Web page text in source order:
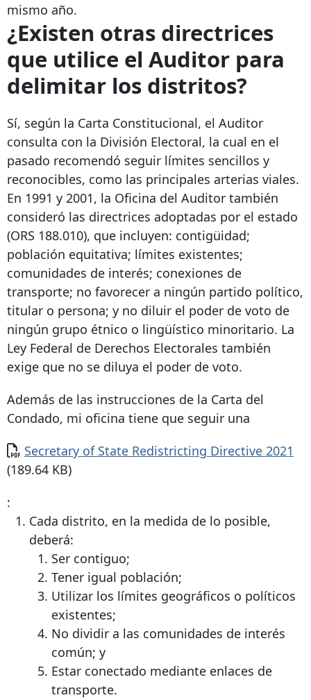
mismo año.
¿Existen otras directrices
que utilice el Auditor para
delimitar los distritos?
Sí, según la Carta Constitucional, el Auditor
consulta con la División Electoral, la cual en el
pasado recomendó seguir límites sencillos y
reconocibles, como las principales arterias viales.
En 1991 y 2001, la Oficina del Auditor también
consideró las directrices adoptadas por el estado
(ORS 188.010), que incluyen: contigüidad;
población equitativa; límites existentes;
comunidades de interés; conexiones de
transporte; no favorecer a ningún partido político,
titular o persona; y no diluir el poder de voto de
ningún grupo étnico o lingüístico minoritario. La
Ley Federal de Derechos Electorales también
exige que no se diluya el poder de voto.
Además de las instrucciones de la Carta del
Condado, mi oficina tiene que seguir una
Documento
Secretary of State Redistricting Directive 2021
(189.64 KB)
:
Cada distrito, en la medida de lo posible,
deberá:
Ser contiguo;
Tener igual población;
Utilizar los límites geográficos o políticos
existentes;
No dividir a las comunidades de interés
común; y
Estar conectado mediante enlaces de
transporte.